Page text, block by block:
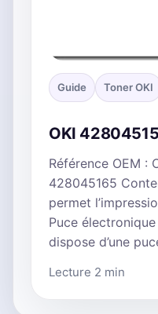
Guide Toner OKI
OKI
Référence OEM :
428045165
permet
Puce
dispose d’une
Lecture 2 min